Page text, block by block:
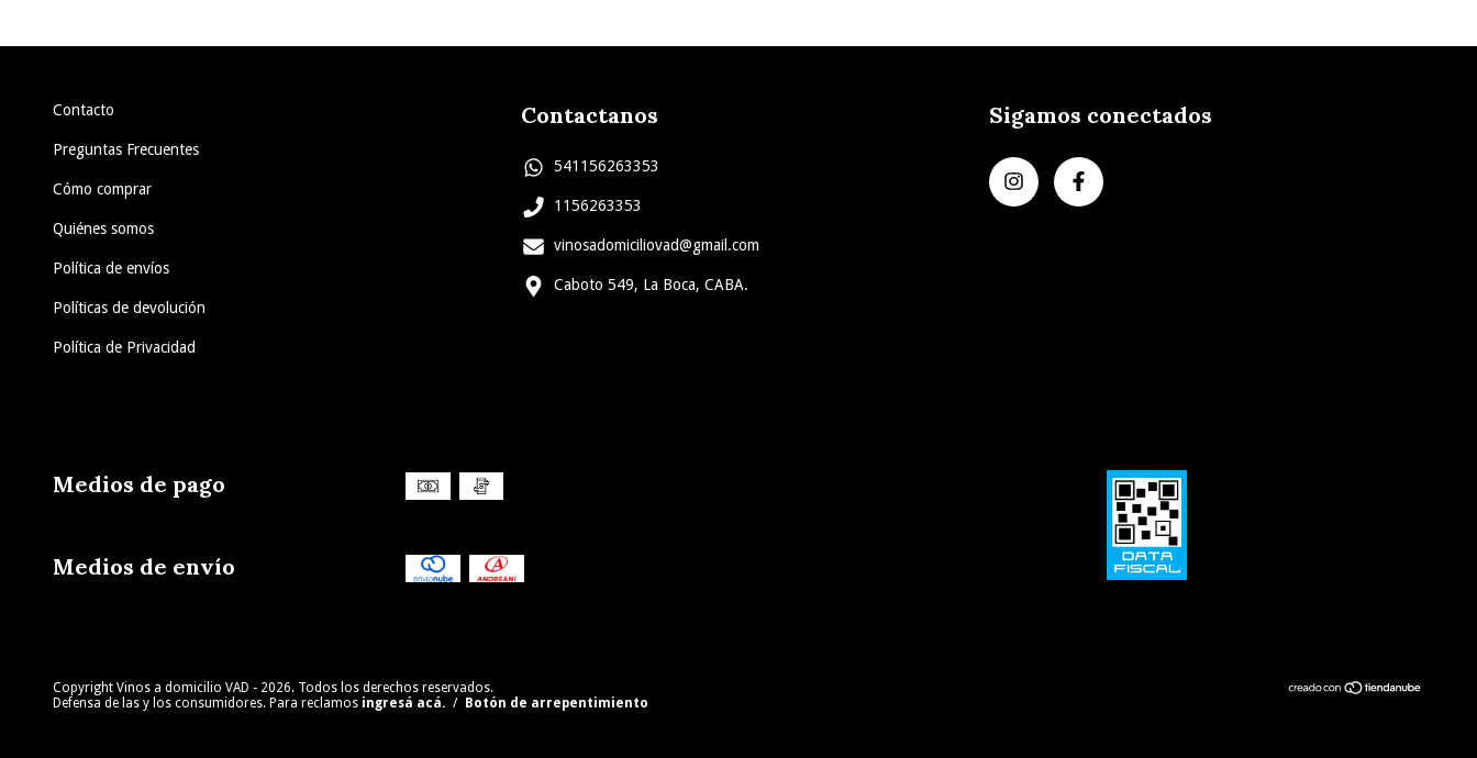
Contacto
Preguntas Frecuentes
Cómo comprar
Quiénes somos
Política de envíos
Políticas de devolución
Política de Privacidad
Contactanos
541156263353
1156263353
vinosadomiciliovad@gmail.com
Caboto 549, La Boca, CABA.
Sigamos conectados
Medios de pago
Medios de envío
Copyright Vinos a domicilio VAD - 2026. Todos los derechos reservados.
Defensa de las y los consumidores. Para reclamos ingresá acá. / Botón de arrepentimiento